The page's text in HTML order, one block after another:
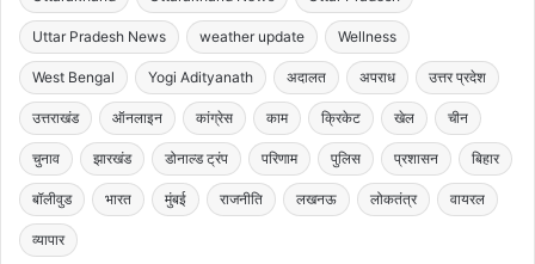
Uttar Pradesh News weather update Wellness
West Bengal Yogi Adityanath अदालत अपराध उत्तर प्रदेश
उत्तराखंड ऑनलाइन कांग्रेस काम क्रिकेट खेल चीन
चुनाव झारखंड डोनाल्ड ट्रंप परिणाम पुलिस प्रशासन बिहार
बॉलीवुड भारत मुंबई राजनीति लखनऊ लोकतंत्र वायरल
व्यापार